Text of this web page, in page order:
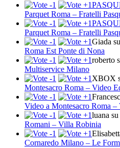
Parquet Roma – Fratelli
Parquet Roma – Fratelli
Giada su
Roma Est Ponte di Nona
roberto
Multiservice Milano
XBOX
Montesacro Roma – Video
Video a Montesacro Roma
luana su
Romani – Villa Robinia
Cornaredo Milano – Le